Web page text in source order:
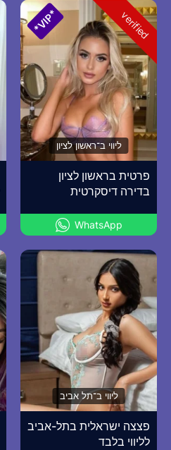
*VIP* verified
ליווי ב־ראשון לציון
פרטית בראשון לציון
בדירה דיסקרטית
WhatsApp
ליווי ב־תל אביב
פצצה ישראלית בתל-אביב
לליווי בלבד